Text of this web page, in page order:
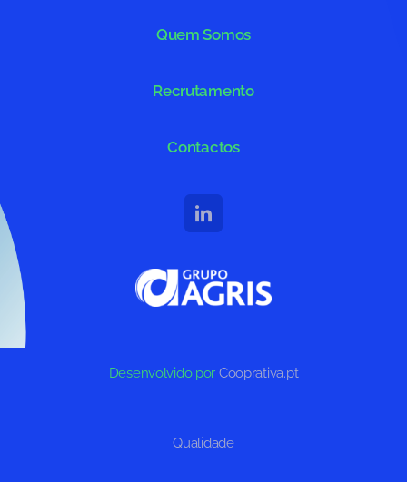
Quem Somos
Recrutamento
Contactos
Desenvolvido por Cooprativa.pt
Qualidade